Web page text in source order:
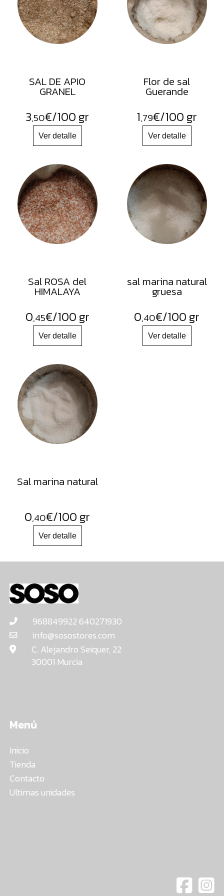
FRUTOS
SECOS
SAL
ACEITES
PRODUCTOS
ACCESORIOS
DESHIDRATADOS
SAL DE APIO
GRANEL
3,50€/100 gr
Flor de sal
Guerande
1,79€/100 gr
Sal ROSA del
HIMALAYA
0,45€/100 gr
sal marina natural
gruesa
0,40€/100 gr
Sal marina natural
0,40€/100 gr
968849922 640271930
info@sosostores.com
C. Alejandro Seiquer, 22
30001 Murcia
Menú
Inicio
Tienda
Contacto
Ultimas unidades